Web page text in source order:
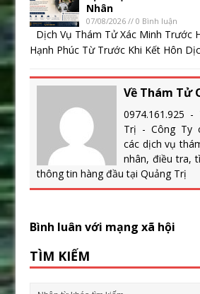
Nhân
07/08/2026 // 0 Bình luận
Dịch Vụ Thám Tử Xác Minh Trước
Hạnh Phúc Từ Trước Khi Kết Hôn
Về Thám Tử
0974.161.925
Trị - Công Ty
các dịch vụ
nhân, điều tra,
thông tin hàng đầu tại Quảng Trị
Bình luân với mạng xã hội
TÌM KIẾM